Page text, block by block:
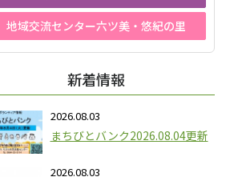
地域交流センター六ツ美・悠紀の里
新着情報
2026.08.03
まちびとバンク2026.08.04更新
2026.08.03